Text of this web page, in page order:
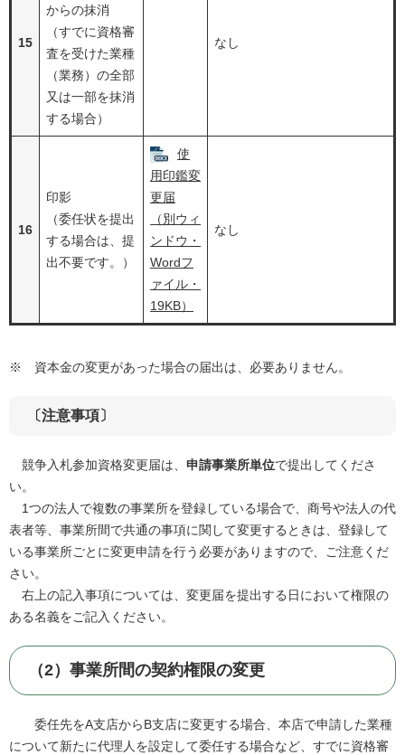
15
からの抹消
（すでに資格審
査を受けた業種
（業務）の全部
又は一部を抹消
する場合）
なし
16
印影
（委任状を提出
する場合は、提
出不要です。）
使
用印鑑変
更届
（別ウィ
ンドウ・
Wordフ
ァイル・
19KB）
なし
※ 資本金の変更があった場合の届出は、必要ありません。
〔注意事項〕
競争入札参加資格変更届は、 申請事業所単位で提出してくださ
い。
1つの法人で複数の事業所を登録している場合で、商号や法人の代
表者等、事業所間で共通の事項に関して変更するときは、登録して
いる事業所ごとに変更申請を行う必要がありますので、ご注意くだ
さい。
右上の記入事項については、変更届を提出する日において権限の
ある名義をご記入ください。
（2） 事業所間の契約権限の変更
委任先をA支店からB支店に変更する場合、本店で申請した業種
について新たに代理人を設定して委任する場合など、すでに資格審